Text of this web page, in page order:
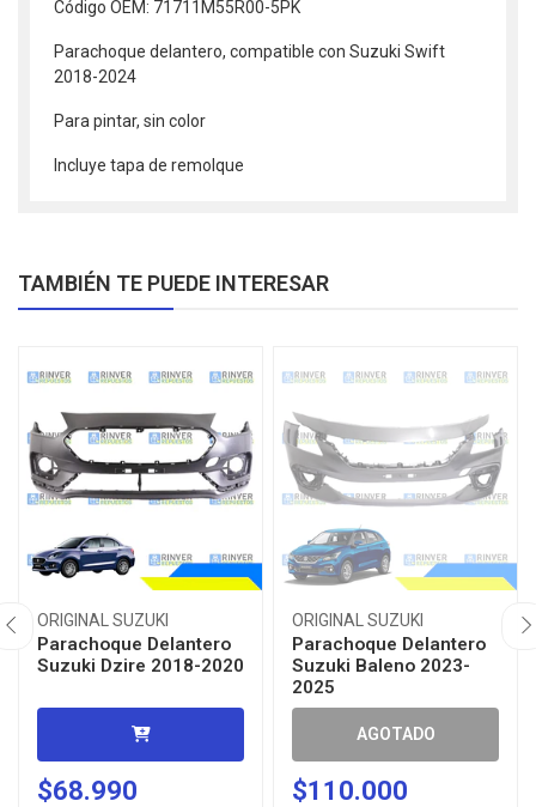
Código OEM: 71711M55R00-5PK
Parachoque delantero, compatible con Suzuki Swift
2018-2024
Para pintar, sin color
Incluye tapa de remolque
TAMBIÉN TE PUEDE INTERESAR
ORIGINAL SUZUKI
Parachoque Delantero
Suzuki Dzire 2018-2020
$68.990
ORIGINAL SUZUKI
Parachoque Delantero
Suzuki Baleno 2023-
2025
AGOTADO
$110.000